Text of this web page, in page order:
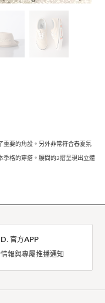
重要的角設。另外非常符合春夏氛
季格的穿搭。腰間的2摺呈現出立體
官方APP
報與專屬推播通知